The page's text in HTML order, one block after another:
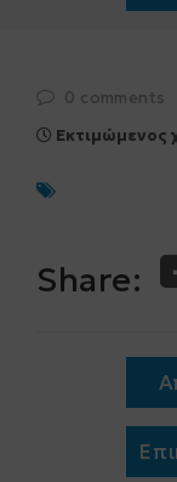
0 comments
Εκτιμώμενος
Share: